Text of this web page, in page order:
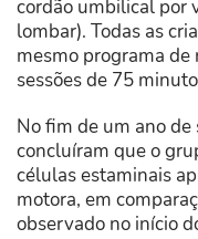
cordão umbilical por
lombar). Todas as
mesmo programa
sessões de 75
No fim de um ano
concluíram que o
células estaminais
motora, em
observado no início